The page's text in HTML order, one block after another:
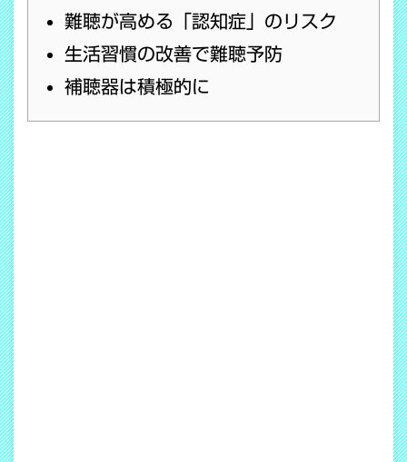
難聴が高める「認知症」のリスク
生活習慣の改善で難聴予防
補聴器は積極的に